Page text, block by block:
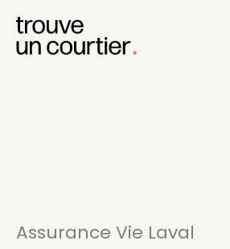
Assurance Vie Laval